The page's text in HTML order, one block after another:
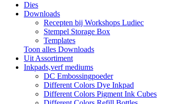
Dies
Downloads
Recepten bij Workshops Ludiec
Stempel Storage Box
Templates
Toon alles Downloads
Uit Assortiment
Inkpads,verf mediums
DC Embossingpoeder
Different Colors Dye Inkpad
Different Colors Pigment Ink Cubes